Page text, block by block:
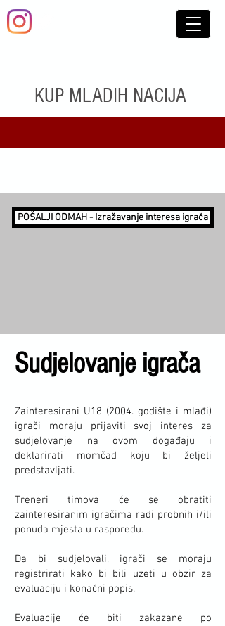
KUP MLADIH NACIJA
POŠALJI ODMAH - Izražavanje interesa igrača
Sudjelovanje igrača
Zainteresirani U18 (2004. godište i mlađi)
igrači moraju prijaviti svoj interes za
sudjelovanje na ovom događaju i
deklarirati momčad koju bi željeli
predstavljati.
Treneri timova će se obratiti
zainteresiranim igračima radi probnih i/ili
ponuda mjesta u rasporedu.
Da bi sudjelovali, igrači se moraju
registrirati kako bi bili uzeti u obzir za
evaluaciju i konačni popis.
Evaluacije će biti zakazane po